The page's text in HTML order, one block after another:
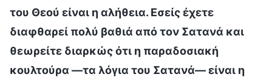
του Θεού είναι η αλήθεια. Εσείς έχετε
διαφθαρεί πολύ βαθιά από τον Σατανά και
θεωρείτε διαρκώς ότι η παραδοσιακή
κουλτούρα —τα λόγια του Σατανά— είναι η